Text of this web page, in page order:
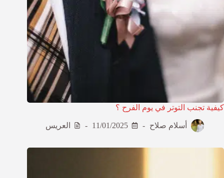
كيفية تجنب التوتر في يوم الفرح ؟
أسلام صلاح 11/01/2025 العريس